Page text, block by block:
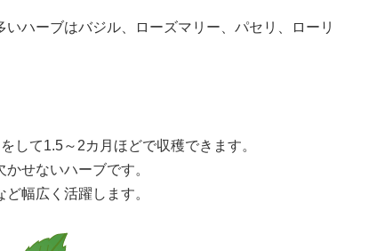
ハーブはバジル、ローズマリー、パセリ、ローリ
して1.5～2カ月ほどで収穫できます。
せないハーブです。
幅広く活躍します。